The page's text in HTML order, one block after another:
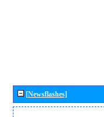
[Newsflashes]